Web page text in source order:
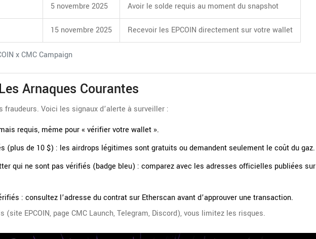
x CMC Campaign
5 novembre 2025 Avoir le solde requis au moment du snapshot
15 novembre 2025 Recevoir les EPCOIN directement sur votre wallet
Arnaques Courantes
Voici les signaux d’alerte à surveiller :
requis, même pour « vérifier votre wallet ».
(plus de 10 $) : les airdrops légitimes sont gratuits ou demandent seulement le coût du gaz.
qui ne sont pas vérifiés (badge bleu) : comparez avec les adresses officielles publiées sur
: consultez l’adresse du contrat sur Etherscan avant d’approuver une transaction.
(site EPCOIN, page CMC Launch, Telegram, Discord), vous limitez les risques.